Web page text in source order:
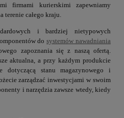
firmami kurierskimi zapewniamy
terenie całego kraju.
i bardziej nietypowych
dosystemów nawadniania
zapoznania się z naszą ofertą.
aktualna, a przy każdym produkcie
dotyczącą stanu magazynowego i
zarządzać inwestycjami w swoim
i narzędzia zawsze wtedy, kiedy